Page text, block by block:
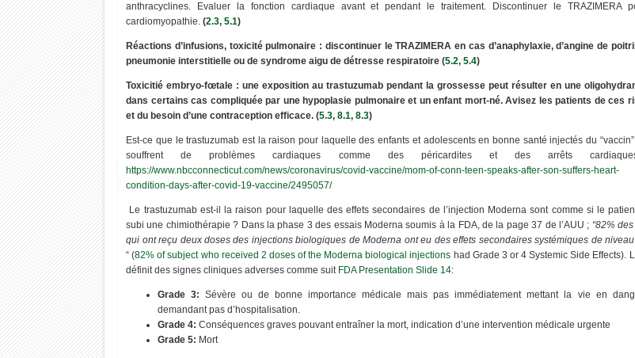
anthracyclines. Evaluer la fonction cardiaque avant et pendant le traitement. Discontinuer le TRAZIMERA
cardiomyopathie.(2.3, 5.1)
Réactions d’infusions, toxicité pulmonaire : discontinuer le TRAZIMERA en cas d’anaphylaxie, d’angine de
pneumonie interstitielle ou de syndrome aigu de détresse respiratoire (5.2, 5.4)
Toxicitié embryo-fœtale : une exposition au trastuzumab pendant la grossesse peut résulter en une
dans certains cas compliquée par une hypoplasie pulmonaire et un enfant mort-né. Avisez les patients de ces
et du besoin d’une contraception efficace. (5.3, 8.1, 8.3)
Est-ce que le trastuzumab est la raison pour laquelle des enfants et adolescents en bonne santé injectés du
souffrent de problèmes cardiaques comme des péricardites et des arrêts
https://www.nbcconnecticut.com/news/coronavirus/covid-vaccine/mom-of-conn-teen-speaks-after-son-suffers-heart-
condition-days-after-covid-19-vaccine/2495057/
Le trastuzumab est-il la raison pour laquelle des effets secondaires de l’injection Moderna sont comme si le
subi une chimiothérapie ? Dans la phase 3 des essais Moderna soumis à la FDA, de la page 37 de l’AUU ; “82%
qui ont reçu deux doses des injections biologiques de Moderna ont eu des effets secondaires systémiques de
“ (82% of subject who received 2 doses of the Moderna biological injections had Grade 3 or 4 Systemic Side Effects).
définit des signes cliniques adverses comme suit FDA Presentation Slide 14:
Grade 3: Sévère ou de bonne importance médicale mais pas immédiatement mettant la vie en
demandant pas d’hospitalisation.
Grade 4: Conséquences graves pouvant entraîner la mort, indication d’une intervention médicale urgente
Grade 5: Mort
« Survivre avant l’effondrement » —
Documentaire
L'endroit le plus chaud de la planète
(70.7°C) le Désert de LOUT
Le Pouvoir Occulte Américain -
Skull & Bones - Anthony C Sutton